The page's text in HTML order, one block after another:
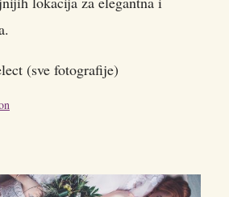
(sve fotografije)